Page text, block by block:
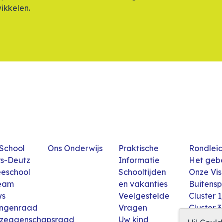
Deutz
Ons Onderwijs
Praktische
Informatie
Schooltijden
en vakanties
Veelgestelde
Vragen
Uw kind
Het
Onze
Cluster
Cluster
Cluster